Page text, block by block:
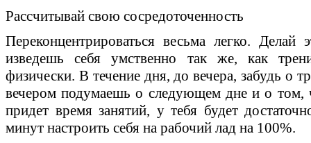
Рассчитывай свою сосредоточенность
Переконцентрироваться весьма легко.
изведешь себя умственно так же, как
физически. В течение дня, до вечера, забудь о
вечером подумаешь о следующем дне и о том,
придет время занятий, у тебя будет
минут настроить себя на рабочий лад на 100%.